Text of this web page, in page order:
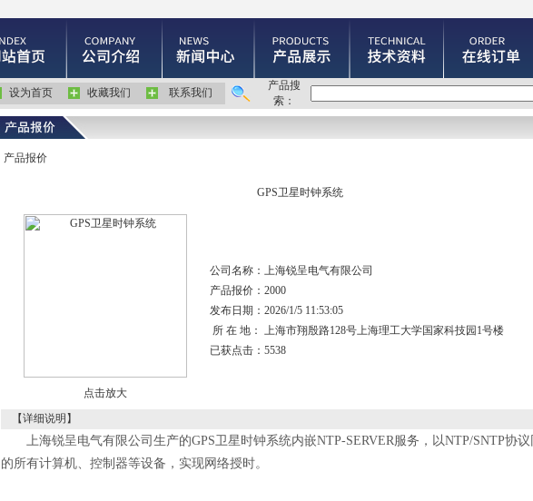
设为首页 收藏我们 联系我们
产品搜
索：
产品报价
GPS卫星时钟系统
点击放大
公司名称： 上海锐呈电气有限公司
产品报价： 2000
发布日期： 2026/1/5 11:53:05
所 在 地： 上海市翔殷路128号上海理工大学国家科技园1号楼
已获点击： 5538
【详细说明】
上海锐呈电气有限公司生产的GPS卫星时钟系统内嵌NTP-SERVER服务，以NTP/SNTP协议
的所有计算机、控制器等设备，实现网络授时。